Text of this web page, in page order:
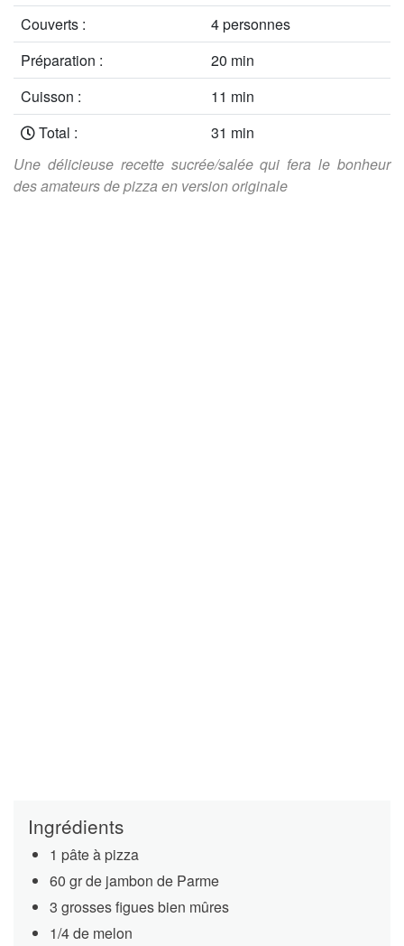
Couverts :
4 personnes
Préparation :
20 min
Cuisson :
11 min
Total :
31 min
Une délicieuse recette sucrée/salée qui fera le bonheur
des amateurs de pizza en version originale
Ingrédients
1 pâte à pizza
60 gr de jambon de Parme
3 grosses figues bien mûres
1/4 de melon